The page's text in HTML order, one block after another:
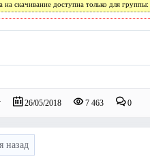
на скачивание доступна только для группы:
26/05/2018 7 463 0
назад